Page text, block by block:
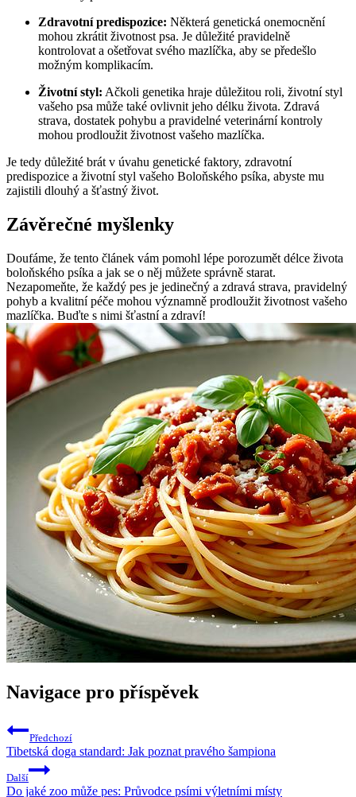
Zdravotní predispozice: Některá genetická onemocnění
mohou zkrátit životnost psa. Je důležité pravidelně
kontrolovat a ošetřovat svého mazlíčka, aby se předešlo
možným komplikacím.
Životní styl: Ačkoli genetika hraje důležitou roli, životní styl
vašeho psa může také ovlivnit jeho délku života. Zdravá
strava, dostatek pohybu a pravidelné veterinární kontroly
mohou prodloužit životnost vašeho mazlíčka.
Je tedy důležité brát v úvahu genetické faktory, zdravotní
predispozice a životní styl vašeho Boloňského psíka, abyste mu
zajistili dlouhý a šťastný život.
Závěrečné myšlenky
Doufáme, že tento článek vám pomohl lépe porozumět délce života
boloňského psíka a jak se o něj můžete správně starat.
Nezapomeňte, že každý pes je jedinečný a zdravá strava, pravidelný
pohyb a kvalitní péče mohou významně prodloužit životnost vašeho
mazlíčka. Buďte s nimi šťastní a zdraví!
Navigace pro příspěvek
Předchozí
Tibetská doga standard: Jak poznat pravého šampiona
Další
Do jaké zoo může pes: Průvodce psími výletními místy